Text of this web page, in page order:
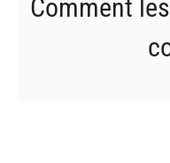
Comment